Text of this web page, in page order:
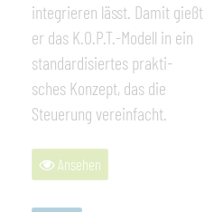
integrieren lässt. Damit gießt
er das K.O.P.T.-Modell in ein
standardisiertes prakti-
sches Konzept, das die
Steuerung vereinfacht.
Ansehen